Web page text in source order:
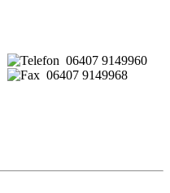
06407 9149960
06407 9149968